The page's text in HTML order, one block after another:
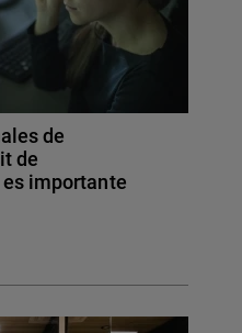
de
de
es importante